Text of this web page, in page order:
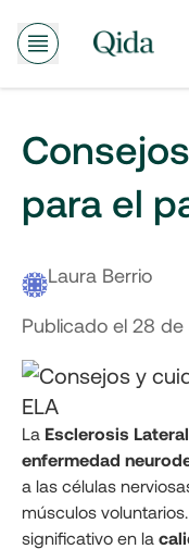
para el
Laura Berrio
Publicado el 28 de
La Esclerosis
enfermedad
a las células
músculos
significativo en la